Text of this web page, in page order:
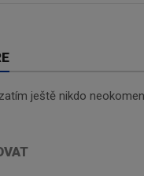
ještě nikdo